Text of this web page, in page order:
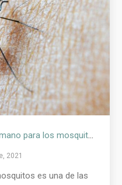
Variabilidad en el atractivo humano para los mosquitos
2021
es una de las